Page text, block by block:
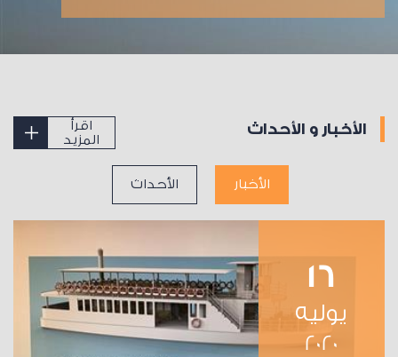
الأخبار و الأحداث
الأخبار الأحداث
اقرأ
المزيد
16
يوليه
2020